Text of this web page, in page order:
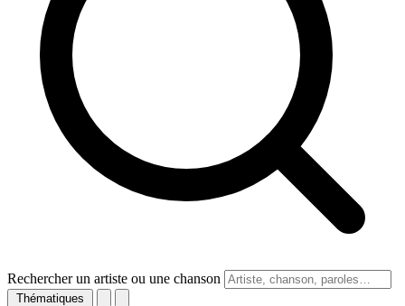
Rechercher un artiste ou une chanson
Thématiques